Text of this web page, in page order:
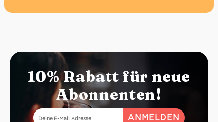
10% Rabatt für neue
Abonnenten!